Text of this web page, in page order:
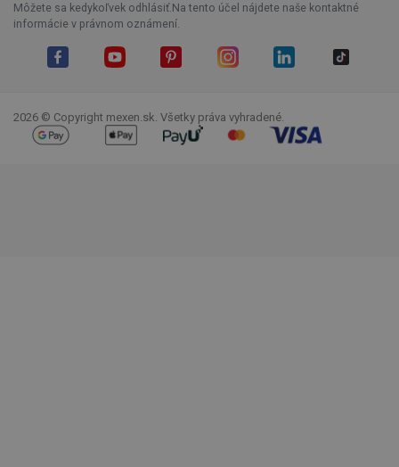
Môžete sa kedykoľvek odhlásiť.Na tento účel nájdete naše kontaktné
informácie v právnom oznámení.
2026 © Copyright mexen.sk. Všetky práva vyhradené.